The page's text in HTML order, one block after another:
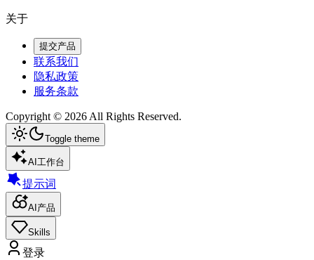
关于
提交产品
联系我们
隐私政策
服务条款
Copyright © 2026 All Rights Reserved.
Toggle theme
AI工作台
提示词
AI产品
Skills
登录